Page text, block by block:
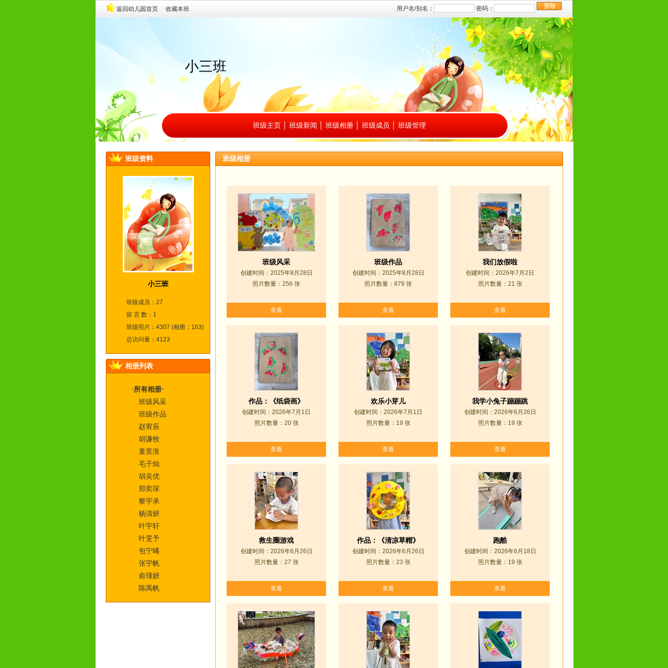
小三班
班级主页 班级新闻 班级相册 班级成员 班级管理
班级资料
小三班
班级成员：27
留 言 数：1
班级照片：4307 (相册：163)
总访问量：4123
相册列表
·所有相册·
班级风采
班级作品
赵宥辰
胡谦牧
童景淮
毛子灿
胡吴优
郑奕琛
黎宇承
杨清妍
叶宇轩
叶旻予
包宁晞
张宇帆
俞瑾妍
陈禹帆
李聿晚
班级相册
班级风采
创建时间：2025年8月28日
照片数量：256 张
查看
班级作品
创建时间：2025年8月28日
照片数量：879 张
查看
我们放假啦
创建时间：2026年7月2日
照片数量：21 张
查看
作品：《纸袋画》
创建时间：2026年7月1日
照片数量：20 张
查看
欢乐小芽儿
创建时间：2026年7月1日
照片数量：19 张
查看
我学小兔子蹦蹦跳
创建时间：2026年6月26日
照片数量：19 张
查看
救生圈游戏
创建时间：2026年6月26日
照片数量：27 张
查看
作品：《清凉草帽》
创建时间：2026年6月26日
照片数量：23 张
查看
跑酷
创建时间：2026年6月18日
照片数量：19 张
查看